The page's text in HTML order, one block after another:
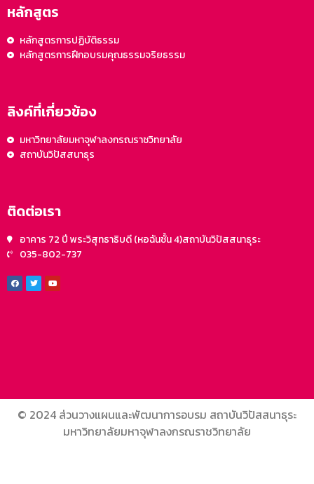
หลักสูตร
หลักสูตรการปฏิบัติธรรม
หลักสูตรการฝึกอบรมคุณธรรมจริยธรรม
ลิงค์ที่เกี่ยวข้อง
มหาวิทยาลัยมหาจุฬาลงกรณราชวิทยาลัย
สถาบันวิปัสสนาธุร
ติดต่อเรา
อาคาร 72 ปี พระวิสุทธาธิบดี (หอฉันชั้น 4)สถาบันวิปัสสนาธุระ
035-802-737
© 2024 ส่วนวางแผนและพัฒนาการอบรม สถาบันวิปัสสนาธุระ
มหาวิทยาลัยมหาจุฬาลงกรณราชวิทยาลัย